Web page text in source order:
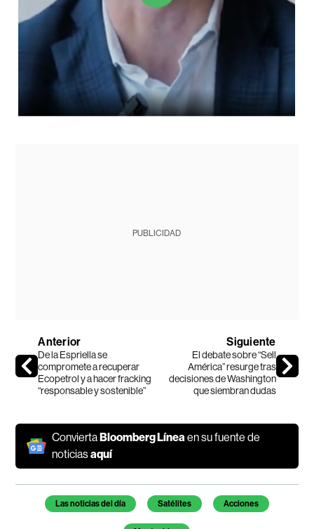
PUBLICIDAD
Anterior
De la Espriella se
compromete a recuperar
Ecopetrol y a hacer fracking
“responsable y sostenible”
Siguiente
El debate sobre “Sell
América” resurge tras
decisiones de Washington
que siembran dudas
ConviertaBloomberg Líneaen su fuente de
noticiasaquí
Temas de este artículo
Las noticias del día Satélites Acciones